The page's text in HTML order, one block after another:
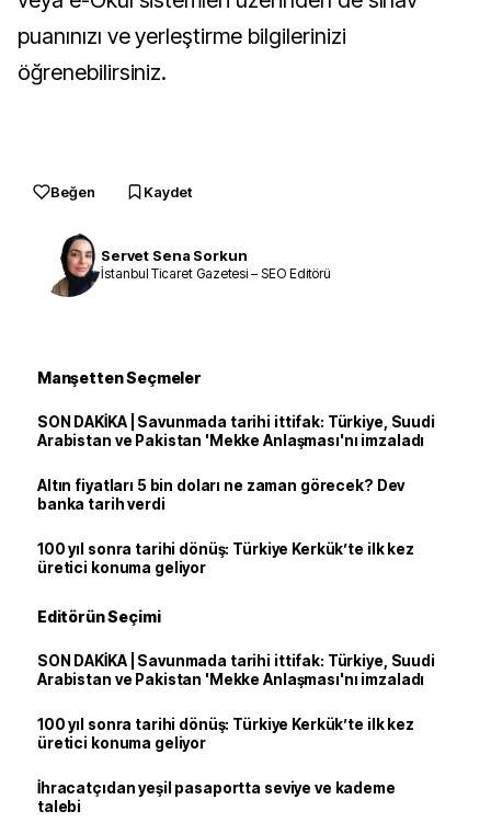
puanınızı ve yerleştirme bilgilerinizi
öğrenebilirsiniz.
Beğen Kaydet
Servet Sena Sorkun
İstanbul Ticaret Gazetesi – SEO Editörü
Manşetten Seçmeler
SON DAKİKA | Savunmada tarihi ittifak: Türkiye, Suudi
Arabistan ve Pakistan 'Mekke Anlaşması'nı imzaladı
Altın fiyatları 5 bin doları ne zaman görecek? Dev
banka tarih verdi
100 yıl sonra tarihi dönüş: Türkiye Kerkük’te ilk kez
üretici konuma geliyor
Editörün Seçimi
SON DAKİKA | Savunmada tarihi ittifak: Türkiye, Suudi
Arabistan ve Pakistan 'Mekke Anlaşması'nı imzaladı
100 yıl sonra tarihi dönüş: Türkiye Kerkük’te ilk kez
üretici konuma geliyor
İhracatçıdan yeşil pasaportta seviye ve kademe
talebi